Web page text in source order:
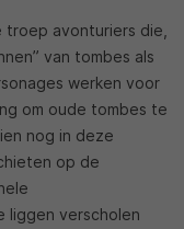
troep avonturiers die,
van tombes als
werken voor
om oude tombes te
nog in deze
op de
liggen verscholen